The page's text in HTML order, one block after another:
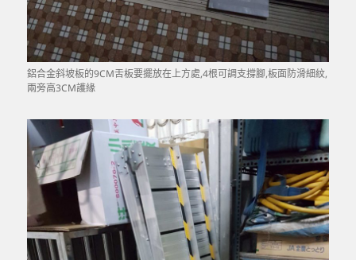
鋁合金斜坡板的9CM舌板要擺放在上方處,4根可調支撐腳,板面防滑細紋,
兩旁高3CM護緣